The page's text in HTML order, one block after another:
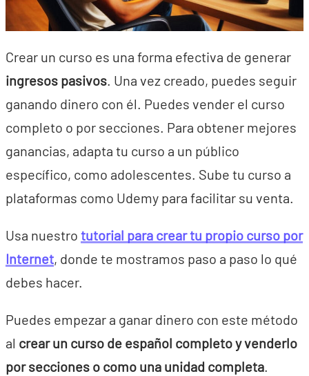
Crear un curso es una forma efectiva de generar
ingresos pasivos. Una vez creado, puedes seguir
ganando dinero con él. Puedes vender el curso
completo o por secciones. Para obtener mejores
ganancias, adapta tu curso a un público
específico, como adolescentes. Sube tu curso a
plataformas como Udemy para facilitar su venta.
Usa nuestro tutorial para crear tu propio curso por
Internet, donde te mostramos paso a paso lo qué
debes hacer.
Puedes empezar a ganar dinero con este método
al crear un curso de español completo y venderlo
por secciones o como una unidad completa.